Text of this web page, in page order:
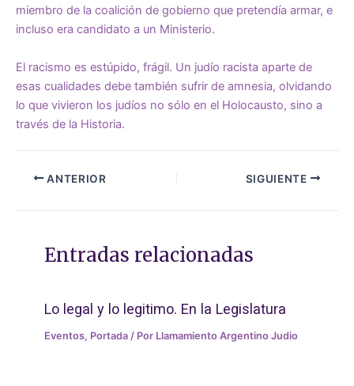
miembro de la coalición de gobierno que pretendía armar, e
incluso era candidato a un Ministerio.
El racismo es estúpido, frágil. Un judío racista aparte de
esas cualidades debe también sufrir de amnesia, olvidando
lo que vivieron los judíos no sólo en el Holocausto, sino a
través de la Historia.
ANTERIOR SIGUIENTE
Entradas relacionadas
Lo legal y lo legitimo. En la Legislatura
Eventos, Portada / Por Llamamiento Argentino Judio